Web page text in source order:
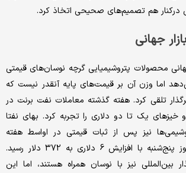
درکنار هم تصمیم‌های صحیحی اتخاذ کرد.
جهانی
محصولات پتروشیمیایی گرچه نوسان‌های قیمتی
اما وزن آن بر قیمت‌های پایه آنقدر نیست که
تلقی کرد. هفته گذشته معاملات نفت برنت در
خیزهای یک تا دو دلاری را تجربه کرد. بهای نفتا
نیز پس از ثبات قیمتی در اواسط هفته
گذشته سرانجام در روز پنج‌شنبه با افزایش 6 دلاری به 372 دلار رسید.
بین‌المللی نیز با نوسان همراه هستند، اما این